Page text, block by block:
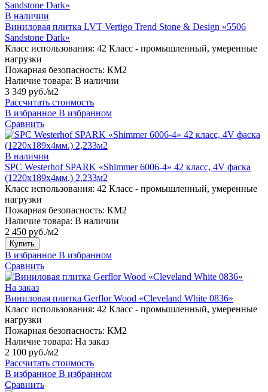
В наличии
Виниловая плитка LVT Vertigo Trend Stone & Design «5506
Sandstone Dark»
Класс использования: 42 Класс - промышленный, умеренные
нагрузки
Пожарная безопасность: КМ2
Наличие товара: В наличии
3 349 руб./м2
Рассчитать стоимость
В избранное В избранном
Сравнить
В наличии
SPC Westerhof SPARK «Shimmer 6006-4» 42 класс, 4V фаска
(1220х189х4мм.) 2,233м2
Класс использования: 42 Класс - промышленный, умеренные
нагрузки
Пожарная безопасность: КМ2
Наличие товара: В наличии
2 450 руб./м2
Купить
В избранное В избранном
Сравнить
На заказ
Виниловая плитка Gerflor Wood «Cleveland White 0836»
Класс использования: 42 Класс - промышленный, умеренные
нагрузки
Пожарная безопасность: КМ2
Наличие товара: На заказ
2 100 руб./м2
Рассчитать стоимость
В избранное В избранном
Сравнить